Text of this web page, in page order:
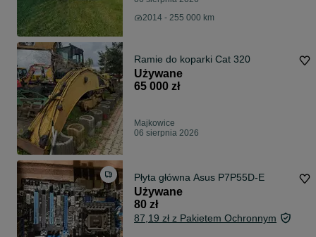
2014 - 255 000 km
Ramie do koparki Cat 320
Używane
65 000 zł
Majkowice
06 sierpnia 2026
Płyta główna Asus P7P55D-E
Używane
80 zł
87,19 zł z Pakietem Ochronnym